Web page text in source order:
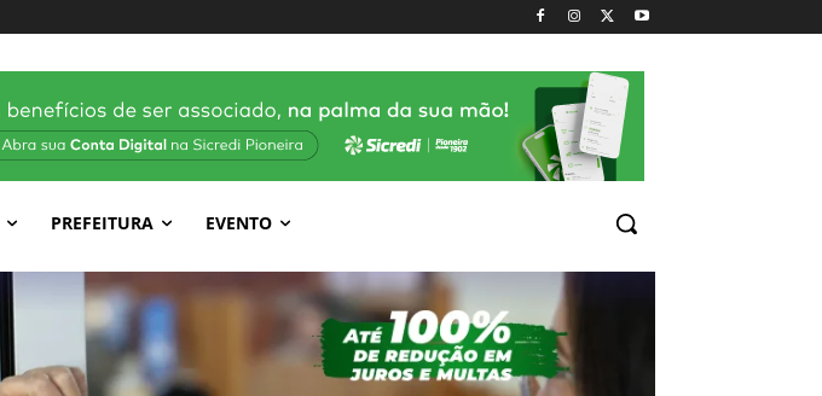
PREFEITURA EVENTO